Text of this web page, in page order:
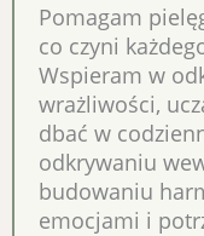
Pomagam
co czyni
Wspieram w
wrażliwości,
dbać w
odkrywaniu
budowaniu
emocjami i